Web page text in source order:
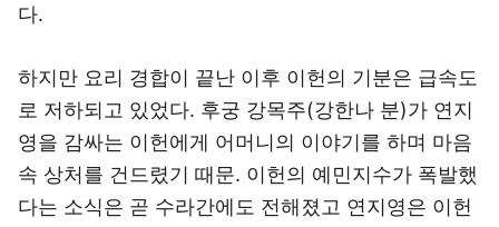
다.
하지만 요리 경합이 끝난 이후 이헌의 기분은 급속도
로 저하되고 있었다. 후궁 강목주(강한나 분)가 연지
영을 감싸는 이헌에게 어머니의 이야기를 하며 마음
속 상처를 건드렸기 때문. 이헌의 예민지수가 폭발했
다는 소식은 곧 수라간에도 전해졌고 연지영은 이헌